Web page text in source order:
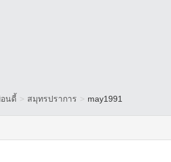
นดี้ > สมุทรปราการ > may1991